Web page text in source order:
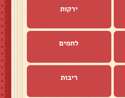
ירקות
לחמים
ריבות